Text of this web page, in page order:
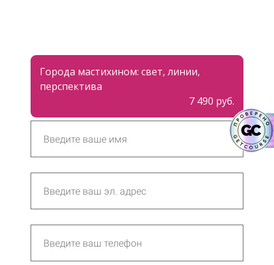
Города мастихином: свет, линии,
перспектива
7 490 руб.